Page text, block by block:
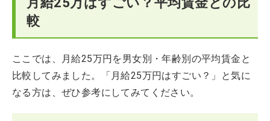
較
ここでは、月給25万円を男女別・年齢別の平均賃金と
比較してみました。「月給25万円はすごい？」と気に
なる方は、ぜひ参考にしてみてください。